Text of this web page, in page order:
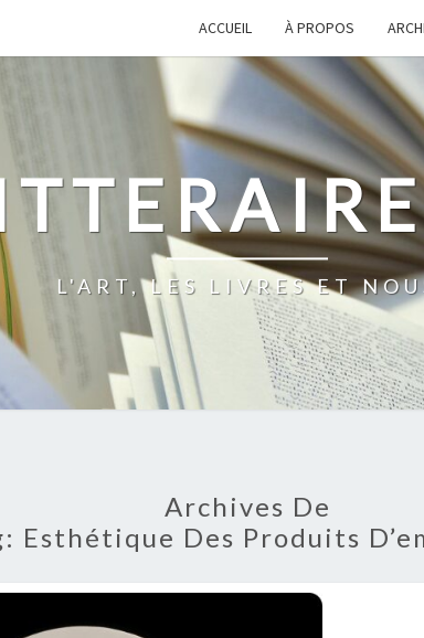
ACCUEIL À PROPOS
L'ART, LES LIVRES ET
Archives De
Esthétique Des Produits